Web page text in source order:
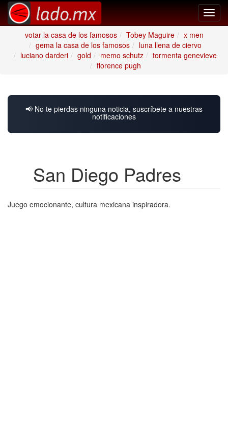
votar la casa de los famosos
Tobey Maguire
x men
gema la casa de los famosos
luna llena de ciervo
luciano darderi
gold memo schutz
tormenta genevieve
florence pugh
📢 No te pierdas ninguna noticia, suscríbete a nuestras
notificaciones
San Diego Padres
Juego emocionante, cultura mexicana inspiradora.